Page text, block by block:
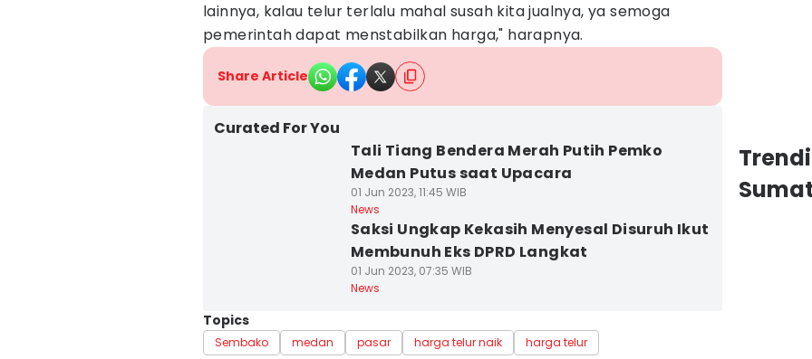
lainnya, kalau telur terlalu mahal susah kita jualnya, ya semoga
pemerintah dapat menstabilkan harga," harapnya.
Share Article
Curated For You
Tali Tiang Bendera Merah Putih Pemko
Medan Putus saat Upacara
01 Jun 2023, 11:45 WIB
News
Saksi Ungkap Kekasih Menyesal Disuruh Ikut
Membunuh Eks DPRD Langkat
01 Jun 2023, 07:35 WIB
News
Topics
Sembako medan pasar harga telur naik harga telur